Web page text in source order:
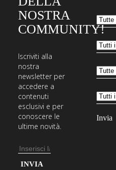
NOSTRA
COMMUNITY!
Iscriviti alla
nostra
newsletter per
accedere a
contenuti
esclusivi e per
conoscere le
ultime novità.
Indirizzo
email
Inserisci